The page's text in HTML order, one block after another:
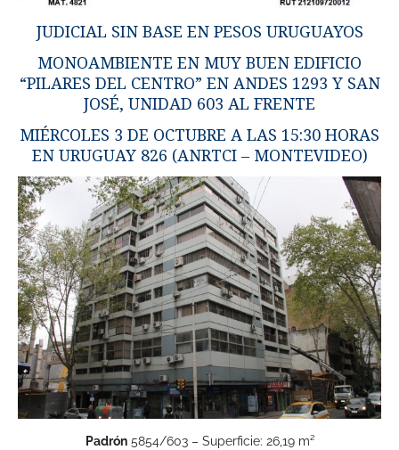
JUDICIAL SIN BASE EN PESOS URUGUAYOS
MONOAMBIENTE EN MUY BUEN EDIFICIO
“PILARES DEL CENTRO” EN ANDES 1293 Y SAN
JOSÉ, UNIDAD 603 AL FRENTE
MIÉRCOLES 3 DE OCTUBRE A LAS 15:30 HORAS
EN URUGUAY 826 (ANRTCI – MONTEVIDEO)
Padrón5854/603 – Superficie: 26,19 m²